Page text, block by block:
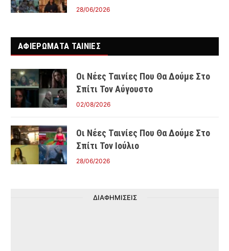
28/06/2026
ΑΦΙΕΡΩΜΑΤΑ ΤΑΙΝΊΕΣ
Οι Νέες Ταινίες Που Θα Δούμε Στο
Σπίτι Τον Αύγουστο
02/08/2026
Οι Νέες Ταινίες Που Θα Δούμε Στο
Σπίτι Τον Ιούλιο
28/06/2026
ΔΙΑΦΗΜΙΣΕΙΣ